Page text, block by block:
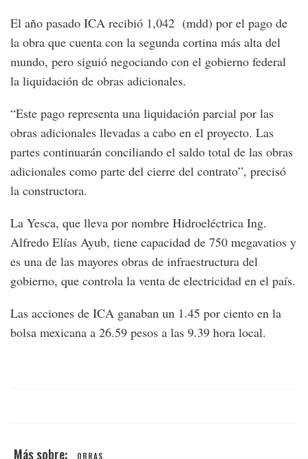
El año pasado ICA recibió 1,042 (mdd) por el pago de
la obra que cuenta con la segunda cortina más alta del
mundo, pero siguió negociando con el gobierno federal
la liquidación de obras adicionales.
“Este pago representa una liquidación parcial por las
obras adicionales llevadas a cabo en el proyecto. Las
partes continuarán conciliando el saldo total de las obras
adicionales como parte del cierre del contrato”, precisó
la constructora.
La Yesca, que lleva por nombre Hidroeléctrica Ing.
Alfredo Elías Ayub, tiene capacidad de 750 megavatios y
es una de las mayores obras de infraestructura del
gobierno, que controla la venta de electricidad en el país.
Las acciones de ICA ganaban un 1.45 por ciento en la
bolsa mexicana a 26.59 pesos a las 9.39 hora local.
OBRAS